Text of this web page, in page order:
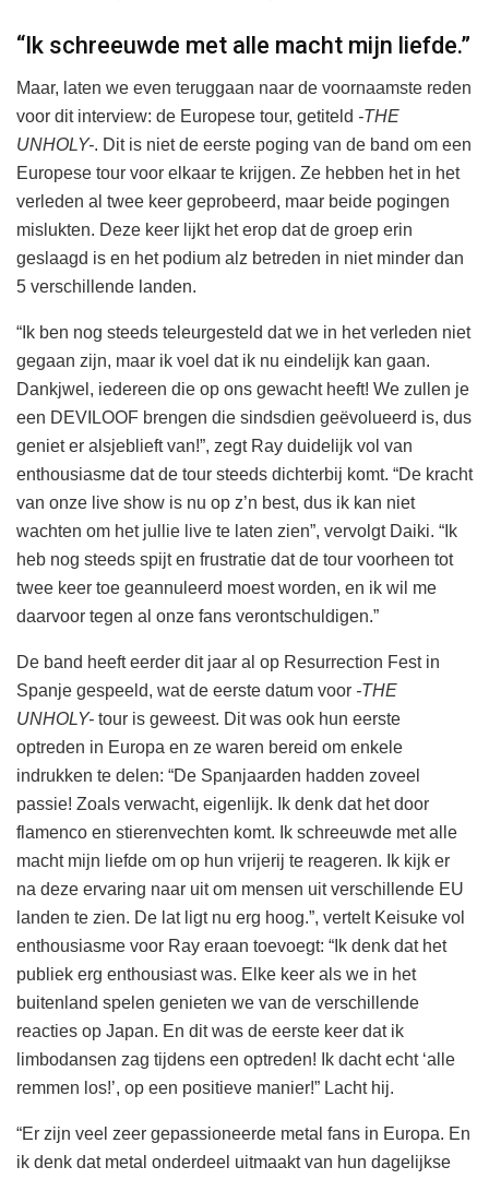
“Ik schreeuwde met alle macht mijn liefde.”
Maar, laten we even teruggaan naar de voornaamste reden
voor dit interview: de Europese tour, getiteld -THE
UNHOLY-. Dit is niet de eerste poging van de band om een
Europese tour voor elkaar te krijgen. Ze hebben het in het
verleden al twee keer geprobeerd, maar beide pogingen
mislukten. Deze keer lijkt het erop dat de groep erin
geslaagd is en het podium alz betreden in niet minder dan
5 verschillende landen.
“Ik ben nog steeds teleurgesteld dat we in het verleden niet
gegaan zijn, maar ik voel dat ik nu eindelijk kan gaan.
Dankjwel, iedereen die op ons gewacht heeft! We zullen je
een DEVILOOF brengen die sindsdien geëvolueerd is, dus
geniet er alsjeblieft van!”, zegt Ray duidelijk vol van
enthousiasme dat de tour steeds dichterbij komt. “De kracht
van onze live show is nu op z’n best, dus ik kan niet
wachten om het jullie live te laten zien”, vervolgt Daiki. “Ik
heb nog steeds spijt en frustratie dat de tour voorheen tot
twee keer toe geannuleerd moest worden, en ik wil me
daarvoor tegen al onze fans verontschuldigen.”
De band heeft eerder dit jaar al op Resurrection Fest in
Spanje gespeeld, wat de eerste datum voor -THE
UNHOLY- tour is geweest. Dit was ook hun eerste
optreden in Europa en ze waren bereid om enkele
indrukken te delen: “De Spanjaarden hadden zoveel
passie! Zoals verwacht, eigenlijk. Ik denk dat het door
flamenco en stierenvechten komt. Ik schreeuwde met alle
macht mijn liefde om op hun vrijerij te reageren. Ik kijk er
na deze ervaring naar uit om mensen uit verschillende EU
landen te zien. De lat ligt nu erg hoog.”, vertelt Keisuke vol
enthousiasme voor Ray eraan toevoegt: “Ik denk dat het
publiek erg enthousiast was. Elke keer als we in het
buitenland spelen genieten we van de verschillende
reacties op Japan. En dit was de eerste keer dat ik
limbodansen zag tijdens een optreden! Ik dacht echt ‘alle
remmen los!’, op een positieve manier!” Lacht hij.
“Er zijn veel zeer gepassioneerde metal fans in Europa. En
ik denk dat metal onderdeel uitmaakt van hun dagelijkse